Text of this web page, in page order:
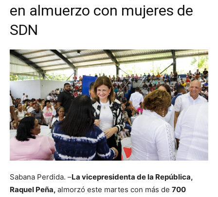
en almuerzo con mujeres de
SDN
Sabana Perdida. –La vicepresidenta de la República,
Raquel Peña, almorzó este martes con más de 700